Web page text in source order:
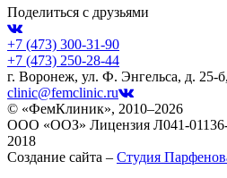
Поделиться с друзьями
+7 (473) 300-31-90
+7 (473) 250-28-44
г. Воронеж, ул. Ф. Энгельса, д. 25-
clinic@femclinic.ru
© «ФемКлиник», 2010–2026
ООО «ООЗ» Лицензия Л041-01136-
2018
Создание сайта – Студия